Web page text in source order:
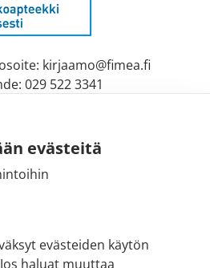
evästeitä
evästeiden käytön
haluat muuttaa
kirjaamo@fimea.fi
029 522 3341